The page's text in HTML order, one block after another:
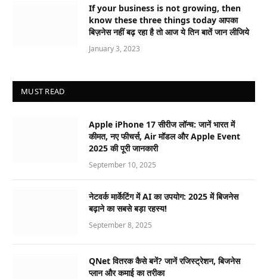
If your business is not growing, then
know these three things today आपका
बिज़नेस नहीं बढ़ रहा है तो आज ये तिन बातें जान लीजिये
January 3, 2023
MUST READ
Apple iPhone 17 सीरीज लॉन्च: जानें भारत में
कीमत, नए फीचर्स, Air मॉडल और Apple Event
2025 की पूरी जानकारी
September 10, 2025
नेटवर्क मार्केटिंग में AI का उपयोग: 2025 में बिजनेस
बढ़ाने का सबसे बड़ा रहस्य!
September 8, 2025
QNet वितरक कैसे बनें? जानें रजिस्ट्रेशन, बिजनेस
प्लान और कमाई का तरीका